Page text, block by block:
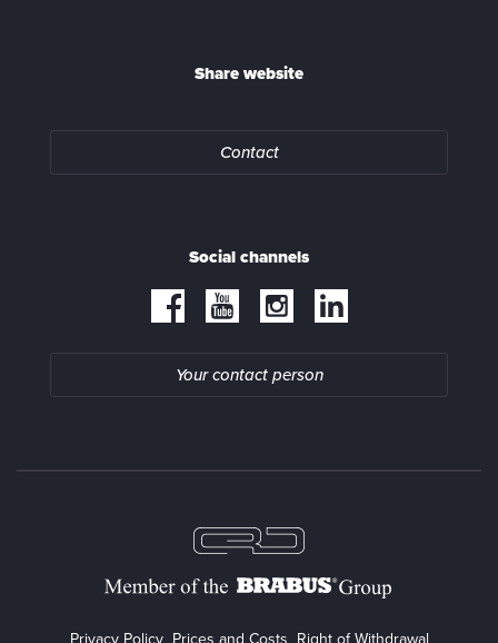
Share website
Contact
Social channels
Your contact person
Privacy Policy Prices and Costs Right of Withdrawal